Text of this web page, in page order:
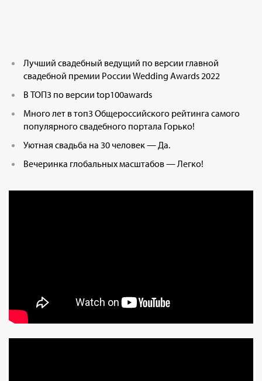
Лучший свадебный ведущий по версии главной
свадебной премии России Wedding Awards 2022
В ТОП3 по версии top100awards
Много лет в топ3 Общероссийского рейтинга самого
популярного свадебного портала Горько!
Уютная свадьба на 30 человек — Да.
Вечеринка глобальных масштабов — Легко!